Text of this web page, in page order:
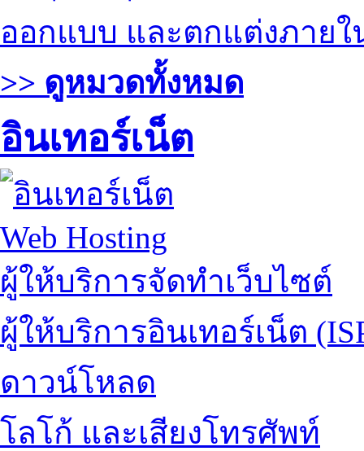
ออกแบบ และตกแต่งภายใ
>> ดูหมวดทั้งหมด
อินเทอร์เน็ต
Web Hosting
ผู้ให้บริการจัดทำเว็บไซต์
ผู้ให้บริการอินเทอร์เน็ต
ดาวน์โหลด
โลโก้ และเสียงโทรศัพท์